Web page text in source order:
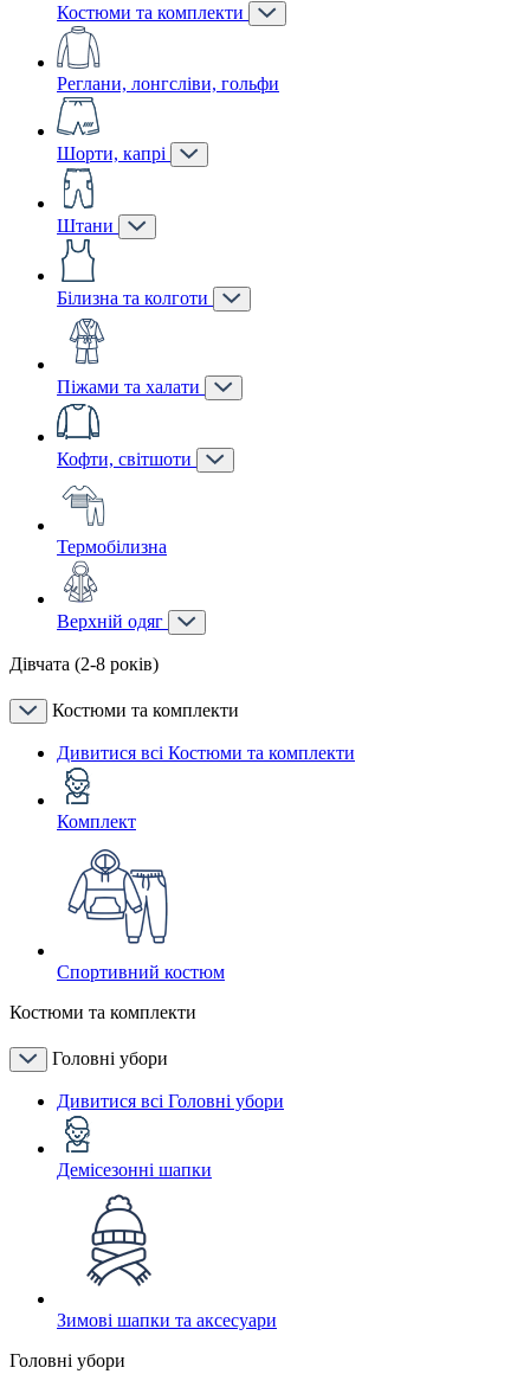
Костюми та комплекти
Реглани, лонгсліви, гольфи
Шорти, капрі
Штани
Білизна та колготи
Піжами та халати
Кофти, світшоти
Термобілизна
Верхній одяг
Дівчата (2-8 років)
Костюми та комплекти
Дивитися всі Костюми та комплекти
Комплект
Спортивний костюм
Костюми та комплекти
Головні убори
Дивитися всі Головні убори
Демісезонні шапки
Зимові шапки та аксесуари
Головні убори